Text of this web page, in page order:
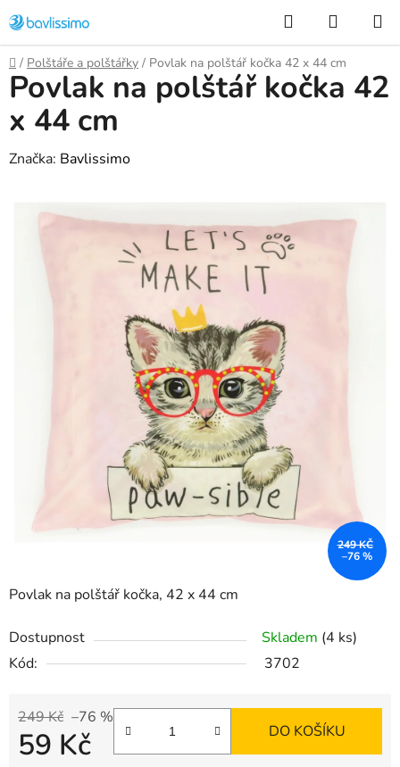
na
obsah
Hledat
KOŠÍK
Domů
/ Polštáře a polštářky / Povlak na polštář kočka 42 x 44 cm
Povlak na polštář kočka, 42 x 44 cm
Dostupnost Skladem (4 ks)
Kód:
3702
249 Kč –76 %
59 Kč DO KOŠÍKU
Povlak na polštář kočka 42
x 44 cm
Značka: Bavlissimo
249 KČ
–76 %